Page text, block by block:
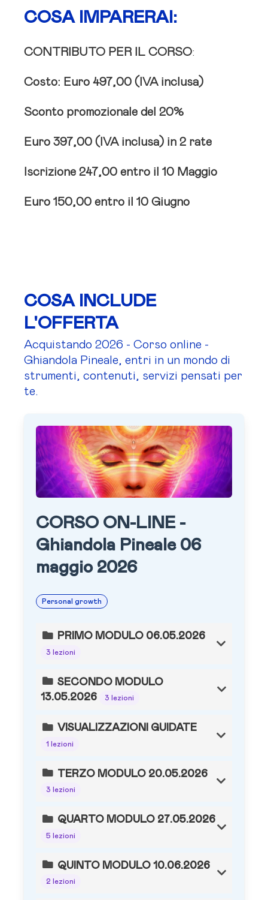
COSA IMPARERAI:
CONTRIBUTO PER IL CORSO:
Costo: Euro 497,00 (IVA inclusa)
Sconto promozionale del 20%
Euro 397,00 (IVA inclusa) in 2 rate
Iscrizione 247,00 entro il 10 Maggio
Euro 150,00 entro il 10 Giugno
COSA INCLUDE
L'OFFERTA
Acquistando 2026 - Corso online -
Ghiandola Pineale, entri in un mondo di
strumenti, contenuti, servizi pensati per
te.
CORSO ON-LINE -
Ghiandola Pineale 06
maggio 2026
Personal growth
PRIMO MODULO 06.05.2026
3 lezioni
SECONDO MODULO
13.05.2026
3 lezioni
VISUALIZZAZIONI GUIDATE
1 lezioni
TERZO MODULO 20.05.2026
3 lezioni
QUARTO MODULO 27.05.2026
5 lezioni
QUINTO MODULO 10.06.2026
2 lezioni